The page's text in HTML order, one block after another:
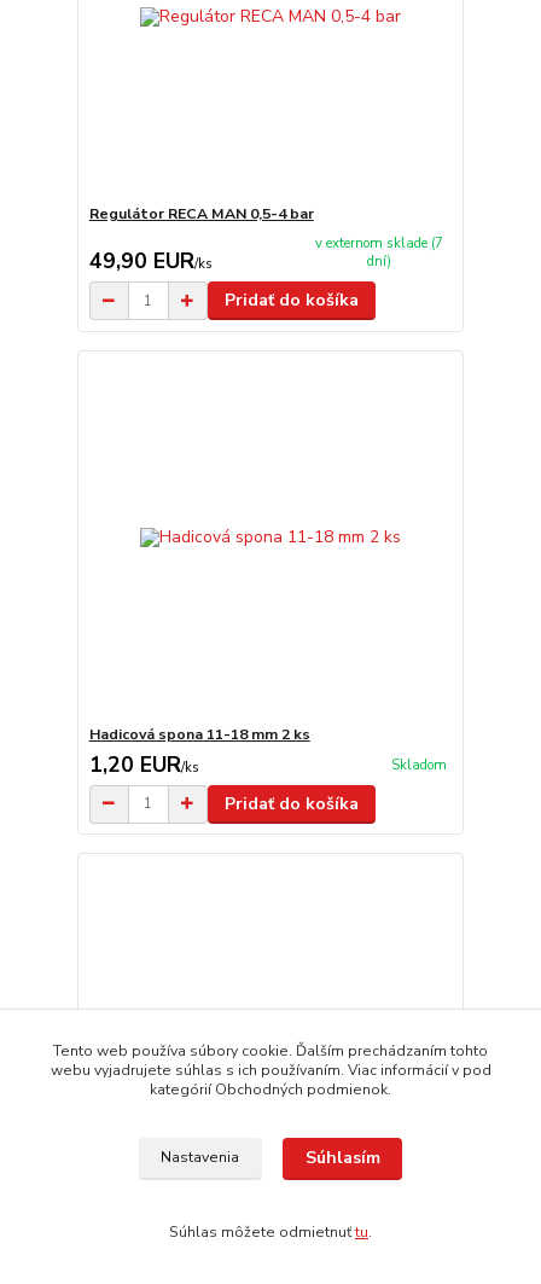
Regulátor RECA MAN 0,5-4 bar
49,90 EUR/ks
v externom sklade (7
dní)
Pridať do košíka
Hadicová spona 11-18 mm 2 ks
1,20 EUR/ks Skladom
Pridať do košíka
Hadicová spona 11-18 mm
Tento web používa súbory cookie. Ďalším prechádzaním tohto
webu vyjadrujete súhlas s ich používaním. Viac informácií v pod
kategórií Obchodných podmienok.
Nastavenia Súhlasím
Súhlas môžete odmietnuťtu.